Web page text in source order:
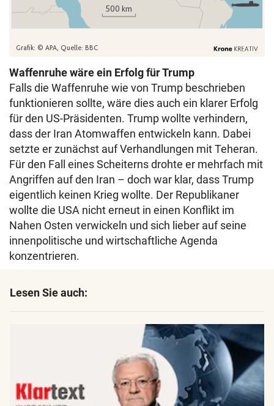
Waffenruhe wäre ein Erfolg für Trump
Falls die Waffenruhe wie von Trump beschrieben
funktionieren sollte, wäre dies auch ein klarer Erfolg
für den US-Präsidenten. Trump wollte verhindern,
dass der Iran Atomwaffen entwickeln kann. Dabei
setzte er zunächst auf Verhandlungen mit Teheran.
Für den Fall eines Scheiterns drohte er mehrfach mit
Angriffen auf den Iran – doch war klar, dass Trump
eigentlich keinen Krieg wollte. Der Republikaner
wollte die USA nicht erneut in einen Konflikt im
Nahen Osten verwickeln und sich lieber auf seine
innenpolitische und wirtschaftliche Agenda
konzentrieren.
Lesen Sie auch: